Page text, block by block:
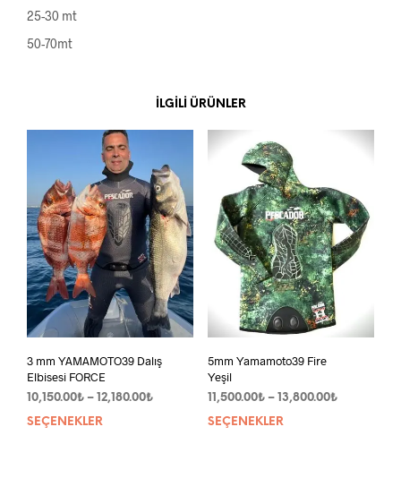
25-30 mt
50-70mt
İLGILI ÜRÜNLER
3 mm YAMAMOTO39 Dalış
Elbisesi FORCE
10,150.00₺ – 12,180.00₺Fiyat
SEÇENEKLER
Bu
5mm Yamamoto39 Fire
Yeşil
11,500.00₺ – 13,800.00₺Fiyat
SEÇENEKLER